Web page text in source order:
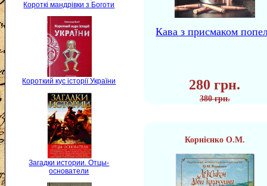
Короткі мандрівки з Боготи
Короткий кус історії України
Загадки истории. Отцы-
основатели
Кава з присмаком
280 грн.
380 грн.
Корнієнко О.М.